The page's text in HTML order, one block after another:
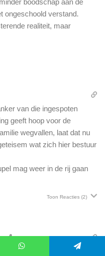
ongeschoold verstand.
realiteit, maar
van die ingespoten
geeft hoop voor de
wegvallen, laat dat nu
wat zich hier bestuur
mag weer in de rij gaan
Toon Reacties (2)